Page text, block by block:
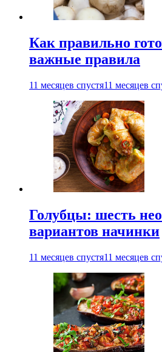
Как правильно
важные правила
11 месяцев спустя11 месяцев
Голубцы: шесть
вариантов начинки
11 месяцев спустя11 месяцев